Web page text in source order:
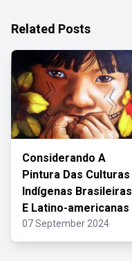
Related Posts
Considerando A
Pintura Das Culturas
Indígenas Brasileiras
E Latino-americanas
07 September 2024